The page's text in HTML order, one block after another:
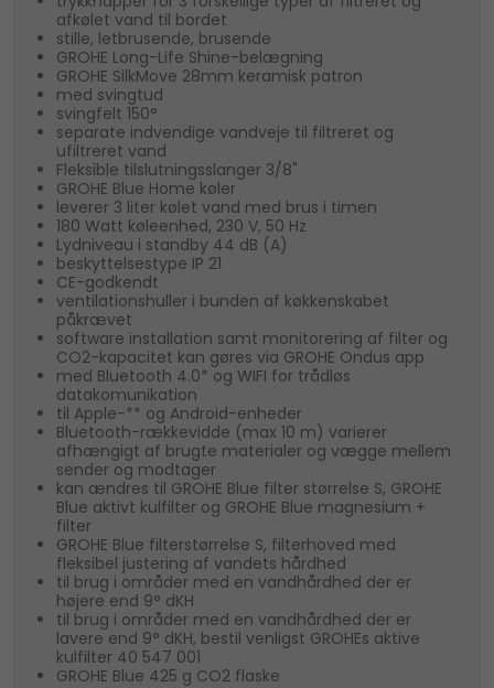
afkølet vand til bordet
stille, letbrusende, brusende
GROHE Long-Life Shine-belægning
GROHE SilkMove 28mm keramisk patron
med svingtud
svingfelt 150°
separate indvendige vandveje til filtreret og
ufiltreret vand
Fleksible tilslutningsslanger 3/8"
GROHE Blue Home køler
leverer 3 liter kølet vand med brus i timen
180 Watt køleenhed, 230 V, 50 Hz
Lydniveau i standby 44 dB (A)
beskyttelsestype IP 21
CE-godkendt
ventilationshuller i bunden af køkkenskabet
påkrævet
software installation samt monitorering af filter og
CO2-kapacitet kan gøres via GROHE Ondus app
med Bluetooth 4.0* og WIFI for trådløs
datakomunikation
til Apple-** og Android-enheder
Bluetooth-rækkevidde (max 10 m) varierer
afhængigt af brugte materialer og vægge mellem
sender og modtager
kan ændres til GROHE Blue filter størrelse S, GROHE
Blue aktivt kulfilter og GROHE Blue magnesium +
filter
GROHE Blue filterstørrelse S, filterhoved med
fleksibel justering af vandets hårdhed
til brug i områder med en vandhårdhed der er
højere end 9° dKH
til brug i områder med en vandhårdhed der er
lavere end 9° dKH, bestil venligst GROHEs aktive
kulfilter 40 547 001
GROHE Blue 425 g CO2 flaske